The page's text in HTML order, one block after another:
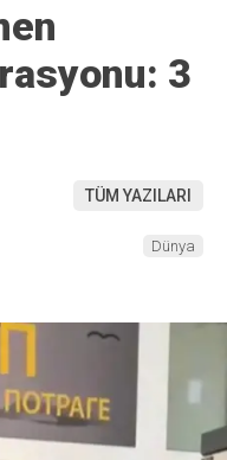
3
TÜM YAZILARI
Dünya